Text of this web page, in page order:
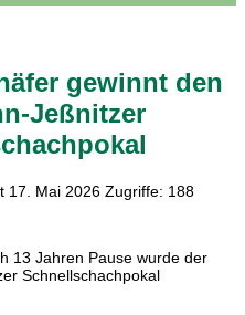
gewinnt den
Jeßnitzer
17. Mai 2026 Zugriffe: 188
13 Jahren Pause wurde der
Schnellschachpokal